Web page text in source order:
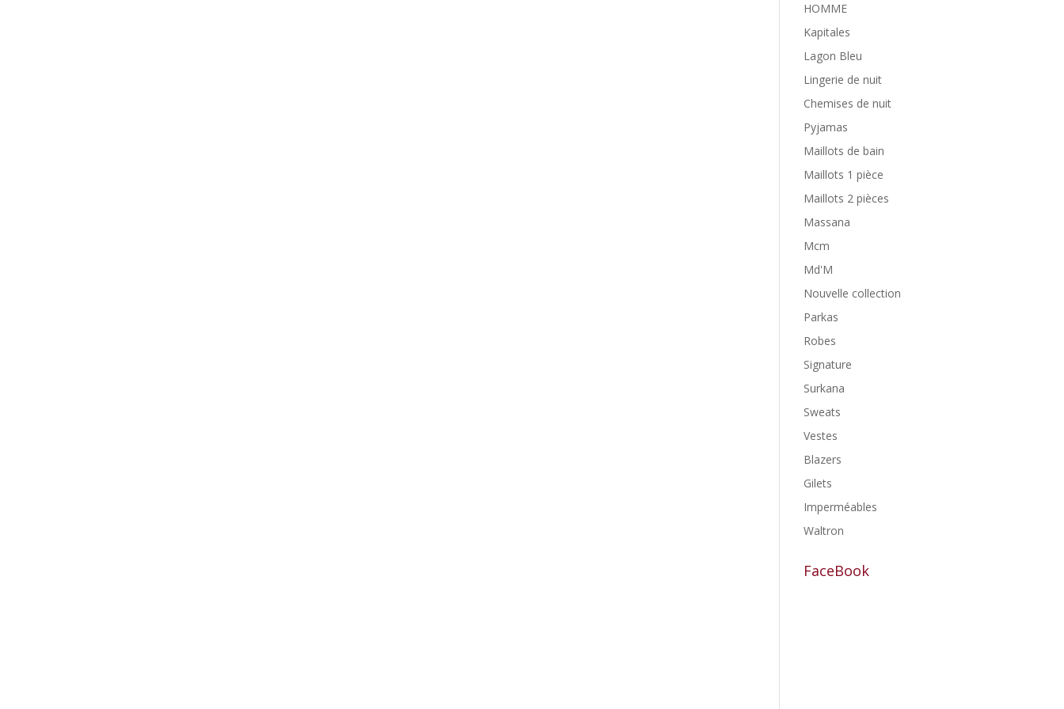
HOMME
Kapitales
Lagon Bleu
Lingerie de nuit
Chemises de nuit
Pyjamas
Maillots de bain
Maillots 1 pièce
Maillots 2 pièces
Massana
Mcm
Md'M
Nouvelle collection
Parkas
Robes
Signature
Surkana
Sweats
Vestes
Blazers
Gilets
Imperméables
Waltron
FaceBook